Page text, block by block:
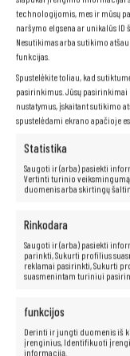
technologijomis, mes ir mūsų
naršymo elgsena ar unikalūs
Nesutikimas arba sutikimo
funkcijas.
Spustelėkite toliau, kad
pasirinkimus. Jūsų pasirinkimai
nustatymus, įskaitant sutikimo
spustelėdami ekrano apačioje
Statistika
Saugoti ir (arba) pasiekti
Vertinti turinio
duomenis arba skirtingų
Rinkodara
Saugoti ir (arba) pasiekti
parinkti, Sukurti profilius
reklamai pasirinkti, Sukurti
suasmenintam turiniui
funkcijos
Derinti ir jungti duomenis iš
įrenginius, Identifikuoti
informaciją.